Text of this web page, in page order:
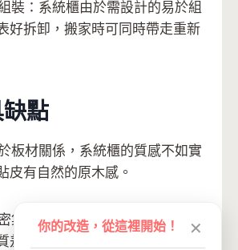
裝：系統櫃由於需設計的易於組
好拆卸，搬家時可同時帶走重新
點
板材關係，系統櫃的質感不如實
皮有自然的原木感。
集板、塑合板都是較重的板材，
差，或使用習慣不佳，反而容易
你的改造，從這裡開始！ ✕